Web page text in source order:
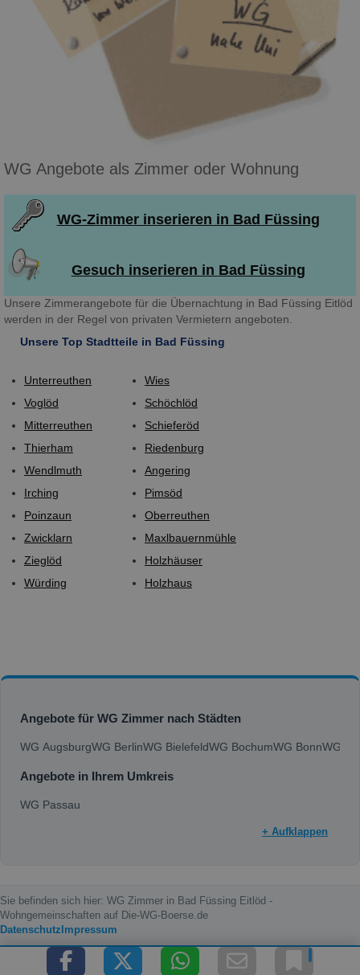
WG Angebote als Zimmer oder Wohnung
WG-Zimmer inserieren in Bad Füssing
Gesuch inserieren in Bad Füssing
Unsere Zimmerangebote für die Übernachtung in Bad Füssing Eitlöd
werden in der Regel von privaten Vermietern angeboten.
Unsere Top Stadtteile in Bad Füssing
Unterreuthen
Voglöd
Mitterreuthen
Thierham
Wendlmuth
Irching
Poinzaun
Zwicklarn
Zieglöd
Würding
Wies
Schöchlöd
Schieferöd
Riedenburg
Angering
Pimsöd
Oberreuthen
Maxlbauernmühle
Holzhäuser
Holzhaus
Angebote für WG Zimmer nach Städten
WG AugsburgWG BerlinWG BielefeldWG BochumWG BonnWG
Angebote in Ihrem Umkreis
WG Passau
+ Aufklappen
Sie befinden sich hier: WG Zimmer in Bad Füssing Eitlöd -
Wohngemeinschaften auf Die-WG-Boerse.de
Datenschutz Impressum
Copyright © 2000 - 2026 die-wg-boerse.de | Content by: die-wg-boerse.de